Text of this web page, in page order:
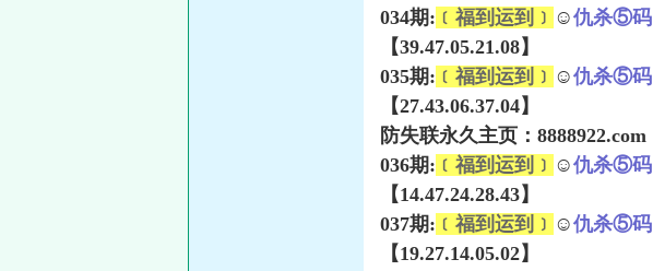
034期: ﹝福到运到﹞ ☺仇杀⑤码
【39.47.05.21.08】
035期: ﹝福到运到﹞ ☺仇杀⑤码
【27.43.06.37.04】
防失联永久主页：8888922.com
036期: ﹝福到运到﹞ ☺仇杀⑤码
【14.47.24.28.43】
037期: ﹝福到运到﹞ ☺仇杀⑤码
【19.27.14.05.02】